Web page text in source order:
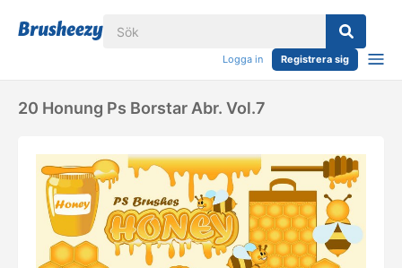
Logga in Registrera sig
20 Honung Ps Borstar Abr. Vol.7